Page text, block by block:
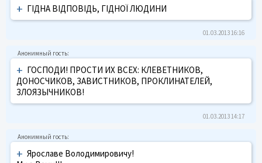
+ ГІДНА ВІДПОВІДЬ, ГІДНОЇ ЛЮДИНИ
01.03.2013 16:16
+ ГОСПОДИ! ПРОСТИ ИХ ВСЕХ: КЛЕВЕТНИКОВ,
ДОНОСЧИКОВ, ЗАВИСТНИКОВ, ПРОКЛИНАТЕЛЕЙ,
ЗЛОЯЗЫЧНИКОВ!
01.03.2013 14:17
+ Ярославе Володимировичу!